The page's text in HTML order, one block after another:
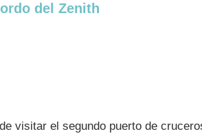
del Zenith
visitar el segundo puerto de